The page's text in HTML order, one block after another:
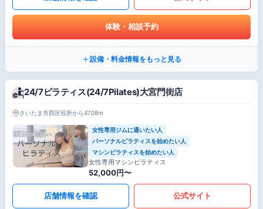
体験・相談予約
設備・料金情報をもっと見る
24/7ピラティス(24/7Pilates)大宮門街店
さいたま市西区役所から4708m
女性専用ジムに通いたい人
パーソナルピラティスを始めたい人
マシンピラティスを始めたい人
女性専用マシンピラティス
52,000円〜
店舗情報を確認 公式サイト